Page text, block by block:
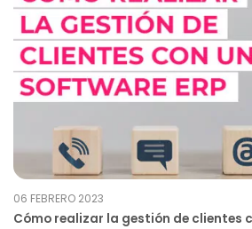
06 FEBRERO 2023
Cómo realizar la gestión de clientes